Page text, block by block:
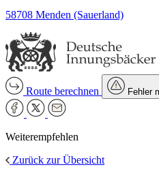
58708 Menden (Sauerland)
Route berechnen Fehler
Weiterempfehlen
Zurück zur Übersicht